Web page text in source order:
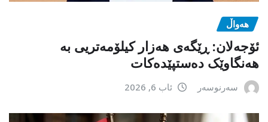
هەواڵ
ئۆجەلان: ڕێگەی هەزار کیلۆمەتریی بە
هەنگاوێک دەستپێدەکات
سەرنوسەر ئاب 6, 2026